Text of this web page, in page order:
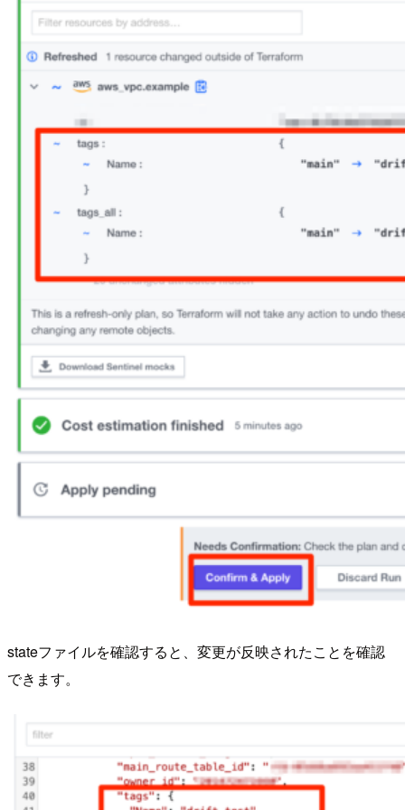
stateファイルを確認すると、変更が反映されたことを確認
できます。